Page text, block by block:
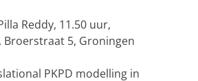
Reddy, 11.50 uur,
Broerstraat 5, Groningen
PKPD modelling in